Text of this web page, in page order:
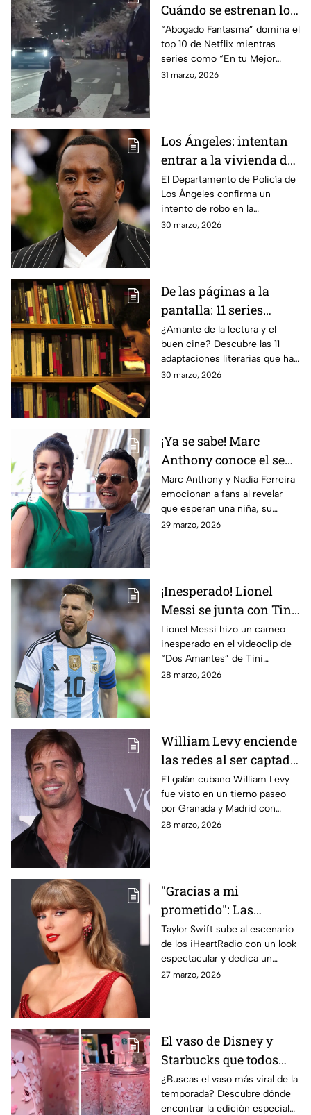
Cuándo se estrenan los
capítulos finales del
“Abogado Fantasma”
“Abogado Fantasma” domina el
top 10 de Netflix mientras
series como “En tu Mejor
Momento” se preparan para su
31 marzo, 2026
Los Ángeles: intentan
entrar a la vivienda del
hijo de Diddy Combs
El Departamento de Policía de
Los Ángeles confirma un
intento de robo en la
residencia de Christian
30 marzo, 2026
De las páginas a la
pantalla: 11 series
basadas en libros que
debes ver
¿Amante de la lectura y el
buen cine? Descubre las 11
adaptaciones literarias que han
transformado la televisión
30 marzo, 2026
¡Ya se sabe! Marc
Anthony conoce el sexo
de su bebé con Nadia
Ferreira
Marc Anthony y Nadia Ferreira
emocionan a fans al revelar
que esperan una niña, su
segundo hijo juntos
29 marzo, 2026
¡Inesperado! Lionel
Messi se junta con Tini
en nuevo tema
Lionel Messi hizo un cameo
inesperado en el videoclip de
“Dos Amantes” de Tini
Stoessel junto a Rodrigo De
28 marzo, 2026
William Levy enciende
las redes al ser captado
con su nueva novia
El galán cubano William Levy
fue visto en un tierno paseo
por Granada y Madrid con
Jennifer Camacho, su nueva
28 marzo, 2026
"Gracias a mi
prometido": Las
palabras de Taylor
Swift a Travis Kelce
que se volvieron
virales
Taylor Swift sube al escenario
de los iHeartRadio con un look
espectacular y dedica un
mensaje lleno de amor y
27 marzo, 2026
El vaso de Disney y
Starbucks que todos
quieren: Cómo
conseguirlo
¿Buscas el vaso más viral de la
temporada? Descubre dónde
encontrar la edición especial